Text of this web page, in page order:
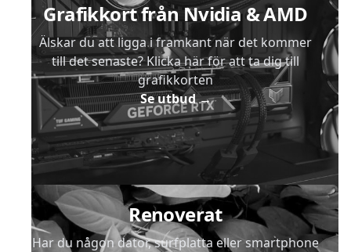
Grafikkort från Nvidia & AMD
Älskar du att ligga i framkant när det kommer
till det senaste? Klicka här för att ta dig till
grafikkorten
Se utbud→
Renoverat
Har du någon dator, surfplatta eller smartphone